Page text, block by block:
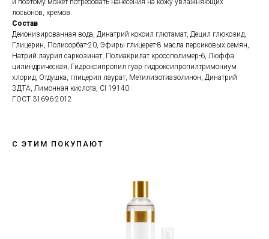
и поэтому может потребовать нанесения на кожу увлажняющих
лосьонов, кремов.
Состав
Деионизированная вода, Динатрий кокоил глютамат, Децил глюкозид,
Глицерин, Полисорбат-20, Эфиры глицерет-8 масла персиковых семян,
Натрий лаурил саркозинат, Полиакрилат кроссполимер-6, Люффа
цилиндрическая, Гидроксипропил гуар гидроксипропилтримониум
хлорид, Отдушка, глицерил лаурат, Метилизотиазолинон, Динатрий
ЭДТА, Лимонная кислота, CI 19140.
ГОСТ 31696-2012
С ЭТИМ ПОКУПАЮТ